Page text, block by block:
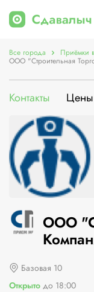
Все города Приёмки
ООО "Строительная
Контакты Цены
ООО
Базовая 10
Открыто до 18:00